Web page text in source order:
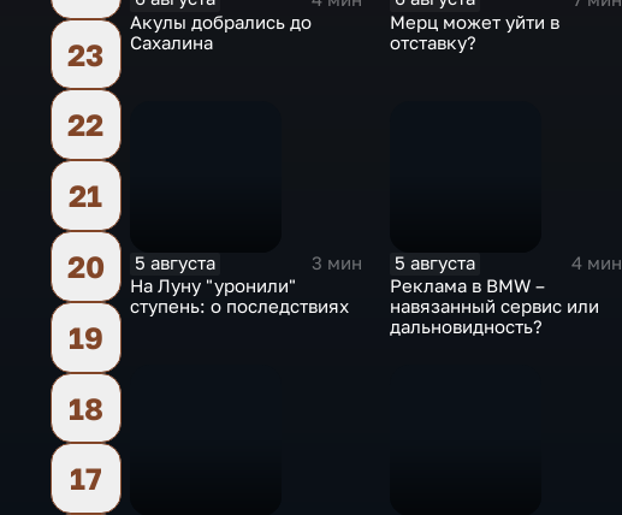
23
22
21
20
19
18
17
Акулы добрались до
Сахалина
Мерц может уйти в
отставку?
5 августа
3 мин
На Луну "уронили"
ступень: о последствиях
5 августа
4 мин
Реклама в BMW –
навязанный сервис или
дальновидность?